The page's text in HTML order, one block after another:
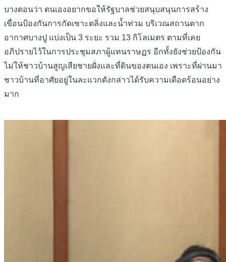
บางตอนว่า ตนเองอยากขอให้รัฐบาลช่วยสนุบสนุนการสร้าง
เขื่อนป้องกันการกัดเซาะตลิ่งและน้ำท่วม บริเวณสถานตาก
อากาศบางปู แบ่งเป็น 3 ระยะ รวม 13 กิโลเมตร ตามที่เคย
อภิปรายไว้ในการประชุมสภาผู้แทนราษฏร อีกทั้งยังช่วยป้องกัน
ไม่ให้ชาวบ้านสูญเสียชายฝั่งและที่ดินของตนเอง เพราะที่ผ่านมา
ชาวบ้านที่อาศัยอยู่ในละแวกดังกล่าวได้รับความเดือดร้อนอย่าง
มาก